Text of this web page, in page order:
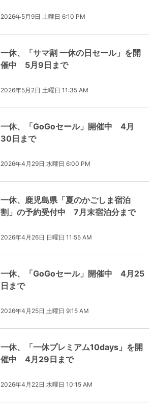
2026年5月9日 土曜日 6:10 PM
一休、「サマ割 一休の日セール」を開
催中 5月9日まで
2026年5月2日 土曜日 11:35 AM
一休、「GoGoセール」開催中 4月
30日まで
2026年4月29日 水曜日 6:00 PM
一休、鹿児島県「夏のかごしま宿泊
割」の予約受付中 7月末宿泊分まで
2026年4月26日 日曜日 11:55 AM
一休、「GoGoセール」開催中 4月25
日まで
2026年4月25日 土曜日 9:15 AM
一休、「一休プレミアム10days」を開
催中 4月29日まで
2026年4月22日 水曜日 10:15 AM